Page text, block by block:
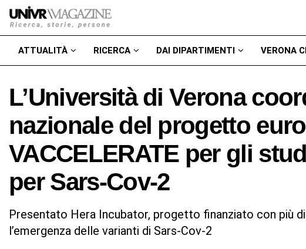
ATTUALITÀ RICERCA DAI DIPARTIMENTI VERONA
L’Università di Verona
nazionale del progetto
VACCELERATE per gli
per Sars-Cov-2
Presentato Hera Incubator, progetto finanziato con più
l’emergenza delle varianti di Sars-Cov-2